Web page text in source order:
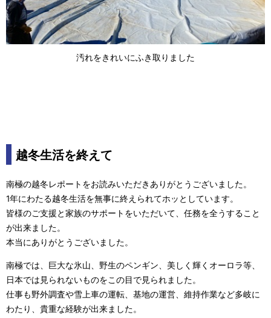
汚れをきれいにふき取りました
越冬生活を終えて
南極の越冬レポートをお読みいただきありがとうございました。
1年にわたる越冬生活を無事に終えられてホッとしています。
皆様のご支援と家族のサポートをいただいて、任務を全うすること
が出来ました。
本当にありがとうございました。
南極では、巨大な氷山、野生のペンギン、美しく輝くオーロラ等、
日本では見られないものをこの目で見られました。
仕事も野外調査や雪上車の運転、基地の運営、維持作業など多岐に
わたり、貴重な経験が出来ました。